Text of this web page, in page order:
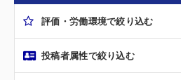
評価・労働環境で絞り込む
投稿者属性で絞り込む